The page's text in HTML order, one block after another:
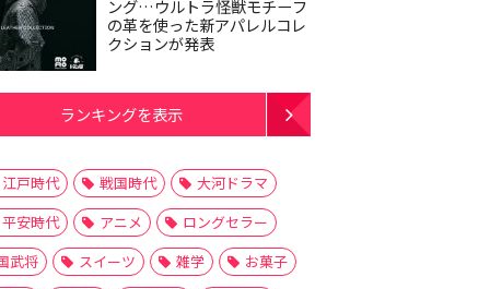
ング…ウルトラ怪獣モチーフ
の革を使った新アパレルコレ
クションが発表
ランキングを表示
江戸時代 戦国時代
大河ドラマ
平安時代
アニメ
ロングセラー
武将
スイーツ 雑学
お菓子